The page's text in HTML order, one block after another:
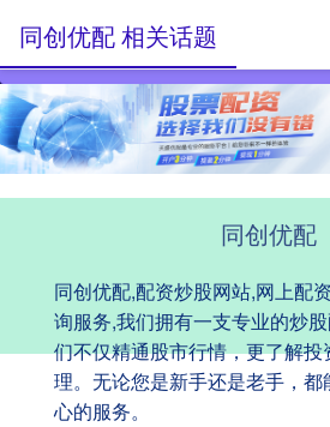
同创优配
同创优配,配资炒股网站,网上配
询服务,我们拥有一支专业的炒
们不仅精通股市行情，更了解
理。无论您是新手还是老手，
心的服务。
同创优配 相关话题